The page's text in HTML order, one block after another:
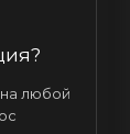
любой